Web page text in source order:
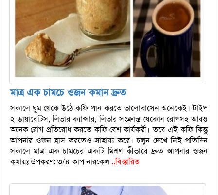
মাত্র এক চামচে ওজন কমান দ্রুত
সকালে ঘুম থেকে উঠে কফি পান করতে ভালোবাসেন অনেকেই। টাইপ
২ ডায়াবেটিস, লিভার ক্যান্সার, লিভার সংক্রান্ত যেকোন রোগসহ আরও
অনেক রোগ প্রতিরোধ করতে কফি বেশ কার্যকরী। তবে এই কফি কিন্তু
আপনার ওজন হ্রাস করতেও সাহায্য করে। চলুন দেখে নিই প্রতিদিন
সকালে মাত্র এক চামচের একটি মিশ্রণ কীভাবে দ্রুত আপনার ওজন
কমায়ঃ উপকরণ: ৩/৪ কাপ নারকেল ..বিস্তারিত